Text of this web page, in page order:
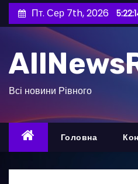
е
д
Пт. Сер 7th, 2026
Всі новини Рівного
Головна